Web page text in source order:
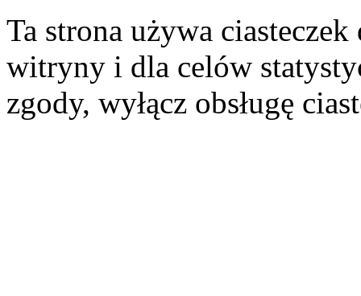
Ta strona używa
witryny i dla celów
zgody, wyłącz obsługę